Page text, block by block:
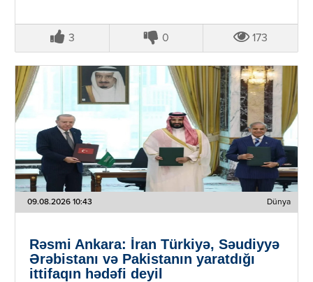
3 0 173
09.08.2026 10:43 Dünya
Rəsmi Ankara: İran Türkiyə, Səudiyyə
Ərəbistanı və Pakistanın yaratdığı
ittifaqın hədəfi deyil